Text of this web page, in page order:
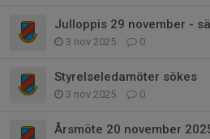
Julloppis 29 november -
3 nov 2025 0
Styrelseledamöter sökes
3 nov 2025 0
Årsmöte 20 november